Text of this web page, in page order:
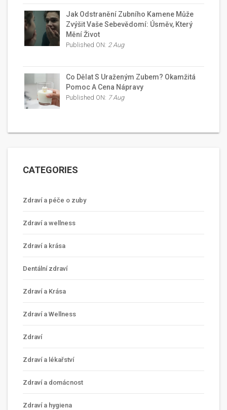
Jak Odstranění Zubního Kamene Může
Zvýšit Vaše Sebevědomí: Úsměv, Který
Mění Život
Published ON: 2 Aug
Co Dělat S Uraženým Zubem? Okamžitá
Pomoc A Cena Nápravy
Published ON: 7 Aug
CATEGORIES
Zdraví a péče o zuby
Zdraví a wellness
Zdraví a krása
Dentální zdraví
Zdraví a Krása
Zdraví a Wellness
Zdraví
Zdraví a lékařství
Zdraví a domácnost
Zdraví a hygiena